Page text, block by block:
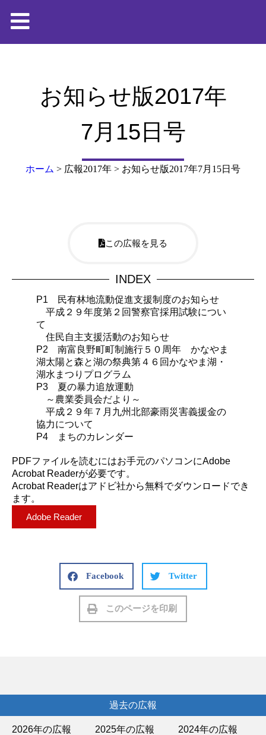
お知らせ版2017年
7月15日号
ホーム > 広報2017年 > お知らせ版2017年7月15日号
この広報を見る
INDEX
P1 民有林地流動促進支援制度のお知らせ
平成２９年度第２回警察官採用試験につい
て
住民自主支援活動のお知らせ
P2 南富良野町町制施行５０周年 かなやま
湖太陽と森と湖の祭典第４６回かなやま湖・
湖水まつりプログラム
P3 夏の暴力追放運動
～農業委員会だより～
平成２９年７月九州北部豪雨災害義援金の
協力について
P4 まちのカレンダー
PDFファイルを読むにはお手元のパソコンにAdobe
Acrobat Readerが必要です。
Acrobat Readerはアドビ社から無料でダウンロードでき
ます。
Adobe Reader
Facebook Twitter
このページを印刷
過去の広報
2026年の広報 2025年の広報 2024年の広報